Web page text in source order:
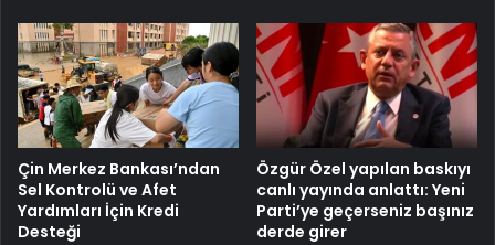
Çin Merkez Bankası’ndan
Sel Kontrolü ve Afet
Yardımları İçin Kredi
Desteği
Özgür Özel yapılan baskıyı
canlı yayında anlattı: Yeni
Parti’ye geçerseniz başınız
derde girer